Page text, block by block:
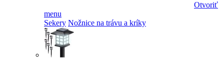
Otvoriť
menu
Sekery Nožnice na trávu a kríky